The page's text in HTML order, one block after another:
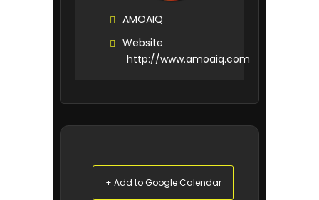
AMOAIQ
Website
http://www.amoaiq.com
+ Add to Google Calendar